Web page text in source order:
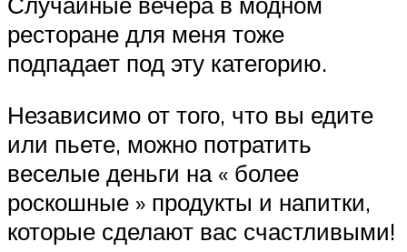
ресторане для меня тоже
подпадает под эту категорию.
Независимо от того, что вы едите
или пьете, можно потратить
веселые деньги на « более
роскошные » продукты и напитки,
которые сделают вас счастливыми!